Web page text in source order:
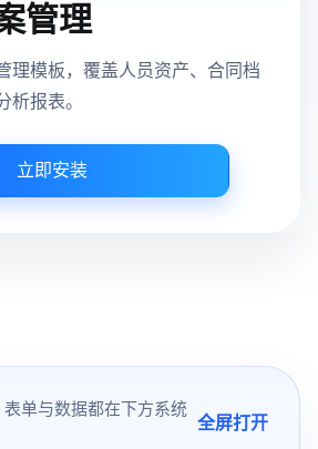
管理
理模板，覆盖人员资产、合同档
析报表。
立即安装
单与数据都在下方系统
全屏打开